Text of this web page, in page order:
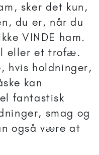
sker det kun,
du er, når du
VINDE ham.
eller et trofæ.
hvis holdninger,
kan
fantastisk
smag og
også være at